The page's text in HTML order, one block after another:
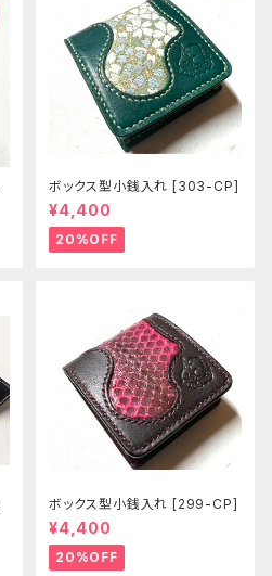
ボックス型小銭入れ [303-CP]
¥4,400
20%OFF
ボックス型小銭入れ [299-CP]
¥4,400
20%OFF